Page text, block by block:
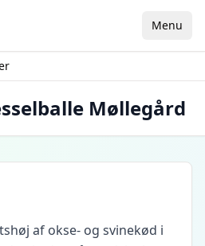
Menu
Møllegård
af okse- og svinekød i